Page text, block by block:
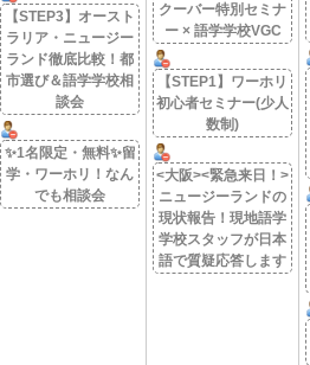
【STEP3】オースト
ラリア・ニュージー
ランド徹底比較！都
市選び＆語学学校相
談会
✨1名限定・無料✨留
学・ワーホリ！なん
でも相談会
クーバー特別セミナ
ー × 語学学校VGC
【STEP1】ワーホリ
初心者セミナー(少人
数制)
<大阪><緊急来日！>
ニュージーランドの
現状報告！現地語学
学校スタッフが日本
語で質疑応答します